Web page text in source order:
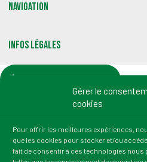
Gérer le
cookies
Pour offrir les meilleures expériences,
que les cookies pour stocker et/ou
fait de consentir à ces technologies nous
Navigation
Infos légales
2 rue du Professeur Marion
21000 Dijon
tél. : 03 80 72 64 50